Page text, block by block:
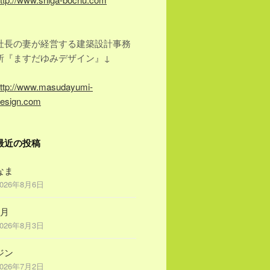
長の妻が経営する建築設計事務
『ますだゆみデザイン』↓
www.masudayumi-
近の投稿
ま
年8月6日
年8月3日
ン
年7月2日